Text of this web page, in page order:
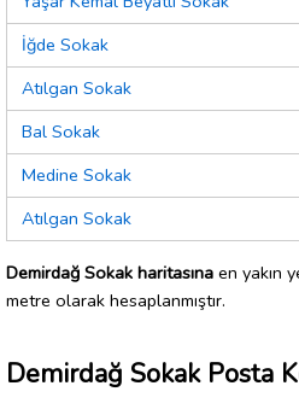
İğde Sokak
Atılgan Sokak
Bal Sokak
Medine Sokak
Atılgan Sokak
Demirdağ Sokak haritasına en yakın
metre olarak hesaplanmıştır.
Demirdağ Sokak Posta